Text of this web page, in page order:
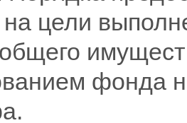
цели
фонда